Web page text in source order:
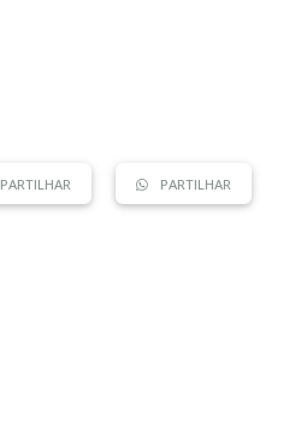
PARTILHAR PARTILHAR